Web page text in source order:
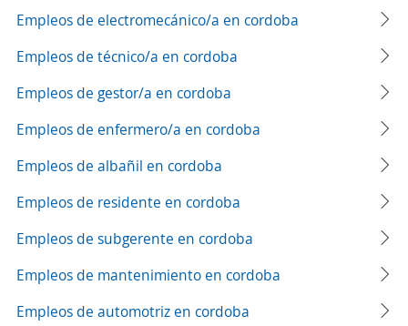
Empleos de electromecánico/a en cordoba
Empleos de técnico/a en cordoba
Empleos de gestor/a en cordoba
Empleos de enfermero/a en cordoba
Empleos de albañil en cordoba
Empleos de residente en cordoba
Empleos de subgerente en cordoba
Empleos de mantenimiento en cordoba
Empleos de automotriz en cordoba